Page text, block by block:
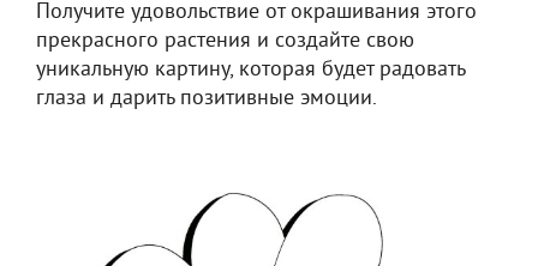
Получите удовольствие от окрашивания этого
прекрасного растения и создайте свою
уникальную картину, которая будет радовать
глаза и дарить позитивные эмоции.